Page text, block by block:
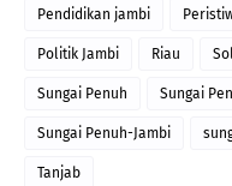
Pendidikan jambi
Politik Jambi Riau
Sungai Penuh Sungai
Sungai Penuh-Jambi
Tanjab